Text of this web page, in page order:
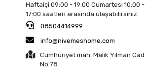
Haftaiçi 09:00 - 19:00 Cumartesi 10:00 -
17:00 saatleri arasında ulaşabilirsiniz.
08504414999
info@nivemeshome.com
Cumhuriyet mah. Malik Yılman Cad.
No:78